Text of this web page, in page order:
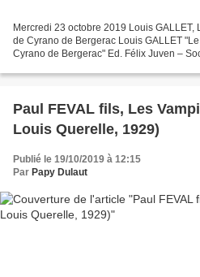
Mercredi 23 octobre 2019 Louis
de Cyrano de Bergerac Louis GALLET
Cyrano de Bergerac" Ed. Félix Juven –
Paul FEVAL fils, Les
Louis Querelle, 1929)
Publié le 19/10/2019 à 12:15
Par Papy Dulaut